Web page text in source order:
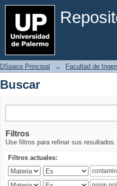
Buscar
DSpace Principal → Facultad de
Buscar
Filtros
Use filtros para refinar sus resultados.
Filtros actuales: